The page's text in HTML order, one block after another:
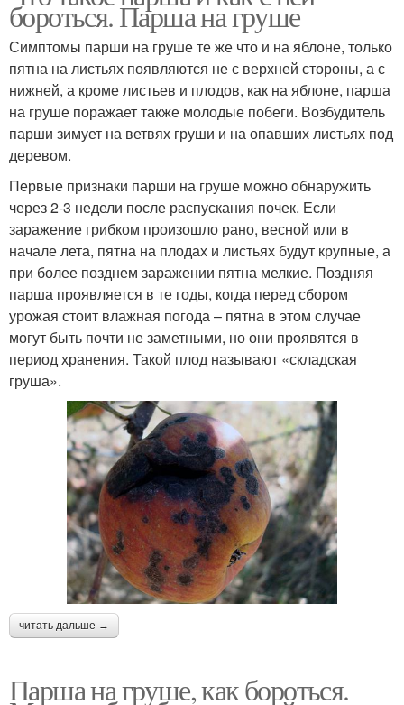
бороться. Парша на груше
Симптомы парши на груше те же что и на яблоне, только
пятна на листьях появляются не с верхней стороны, а с
нижней, а кроме листьев и плодов, как на яблоне, парша
на груше поражает также молодые побеги. Возбудитель
парши зимует на ветвях груши и на опавших листьях под
деревом.
Первые признаки парши на груше можно обнаружить
через 2-3 недели после распускания почек. Если
заражение грибком произошло рано, весной или в
начале лета, пятна на плодах и листьях будут крупные, а
при более позднем заражении пятна мелкие. Поздняя
парша проявляется в те годы, когда перед сбором
урожая стоит влажная погода – пятна в этом случае
могут быть почти не заметными, но они проявятся в
период хранения. Такой плод называют «складская
груша».
читать дальше →
Парша на груше, как бороться.